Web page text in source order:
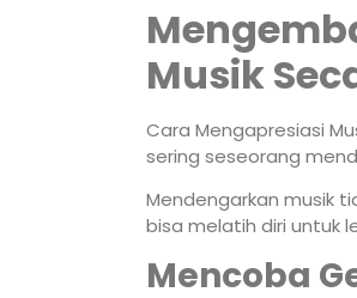
Musik
Cara Mengapresiasi
sering seseorang
Mendengarkan musik
bisa melatih diri untuk
Mencoba